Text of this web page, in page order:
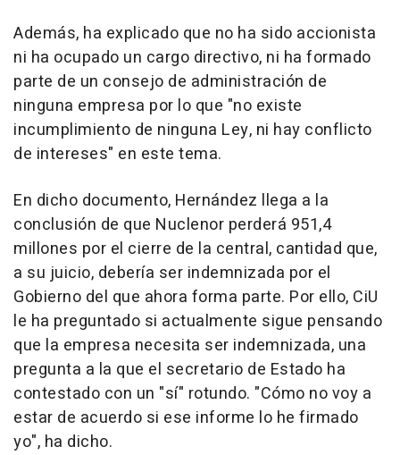
Además, ha explicado que no ha sido accionista
ni ha ocupado un cargo directivo, ni ha formado
parte de un consejo de administración de
ninguna empresa por lo que "no existe
incumplimiento de ninguna Ley, ni hay conflicto
de intereses" en este tema.
En dicho documento, Hernández llega a la
conclusión de que Nuclenor perderá 951,4
millones por el cierre de la central, cantidad que,
a su juicio, debería ser indemnizada por el
Gobierno del que ahora forma parte. Por ello, CiU
le ha preguntado si actualmente sigue pensando
que la empresa necesita ser indemnizada, una
pregunta a la que el secretario de Estado ha
contestado con un "sí" rotundo. "Cómo no voy a
estar de acuerdo si ese informe lo he firmado
yo", ha dicho.